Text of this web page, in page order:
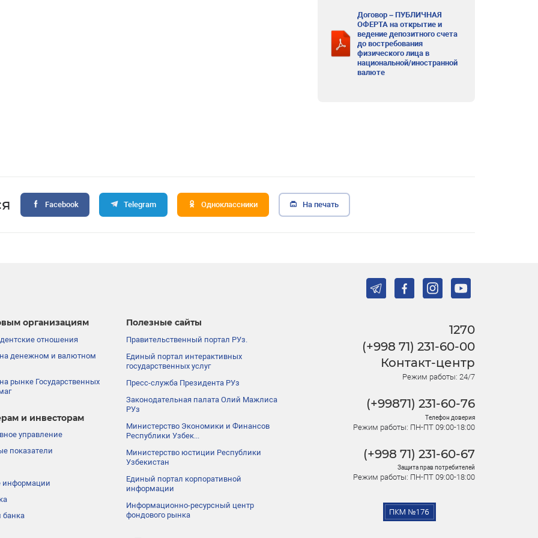
Договор – ПУБЛИЧНАЯ
ОФЕРТА на открытие и
ведение депозитного счета
до востребования
физического лица в
национальной/иностранной
валюте
Facebook Telegram Одноклассники На печать
организациям
отношения
денежном и валютном
рынке Государственных
и инвесторам
управление
показатели
информации
банка
Полезные сайты
Правительственный портал РУз.
Единый портал интерактивных
государственных услуг
Пресс-служба Президента РУз
Законодательная палата Олий Мажлиса
РУз
Министерство Экономики и Финансов
Республики Узбек...
Министерство юстиции Республики
Узбекистан
Единый портал корпоративной
информации
Информационно-ресурсный центр
фондового рынка
1270
(+998 71) 231-60-00
Контакт-центр
Режим работы: 24/7
(+99871) 231-60-76
Телефон доверия
Режим работы: ПН-ПТ 09:00-18:00
(+998 71) 231-60-67
Защита прав потребителей
Режим работы: ПН-ПТ 09:00-18:00